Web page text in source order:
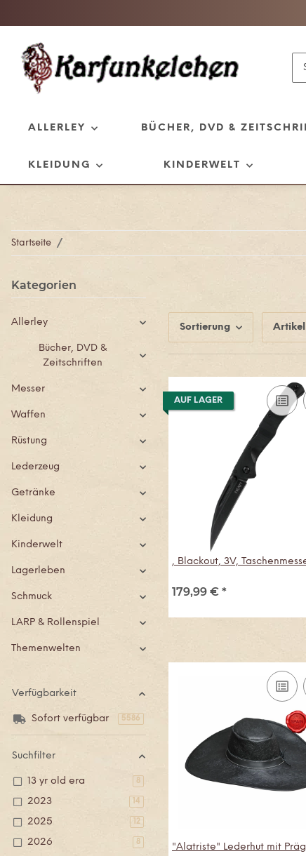
ALLERLEY BÜCHER, DVD &
KLEIDUNG KINDERWELT
Startseite
Sortierung Artikel
AUF LAGER
, Blackout, 3V,
179,99 € *
"Alatriste" Lederhut mit
Kategorien
Allerley
Bücher, DVD &
Zeitschriften
Messer
Waffen
Rüstung
Lederzeug
Getränke
Kleidung
Kinderwelt
Lagerleben
Schmuck
LARP & Rollenspiel
Themenwelten
Verfügbarkeit
Sofort verfügbar 5586Artikel gefunden
Suchfilter
13 yr old era 8Artikel gefunden
2023 14
2025 12Artikel gefunden
2026 8Artikel gefunden